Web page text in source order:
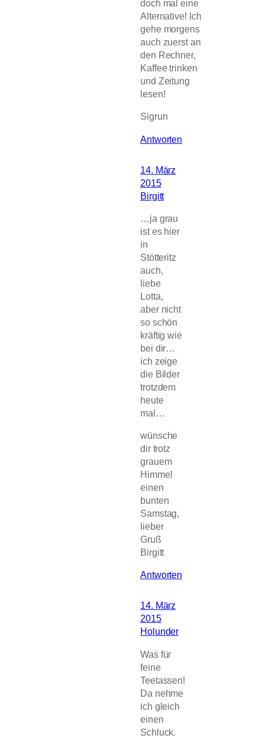
doch mal eine
Alternative! Ich
gehe morgens
auch zuerst an
den Rechner,
Kaffee trinken
und Zeitung
lesen!
Sigrun
Antworten
14. März
2015
Birgitt
…ja grau
ist es hier
in
Stötteritz
auch,
liebe
Lotta,
aber nicht
so schön
kräftig wie
bei dir…
ich zeige
die Bilder
trotzdem
heute
mal…
wünsche
dir trotz
grauem
Himmel
einen
bunten
Samstag,
lieber
Gruß
Birgitt
Antworten
14. März
2015
Holunder
Was für
feine
Teetassen!
Da nehme
ich gleich
einen
Schluck.